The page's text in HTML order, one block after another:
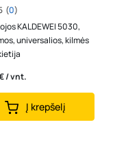
(0)
KALDEWEI 5030,
universalios, kilmės
/ vnt.
Į krepšelį